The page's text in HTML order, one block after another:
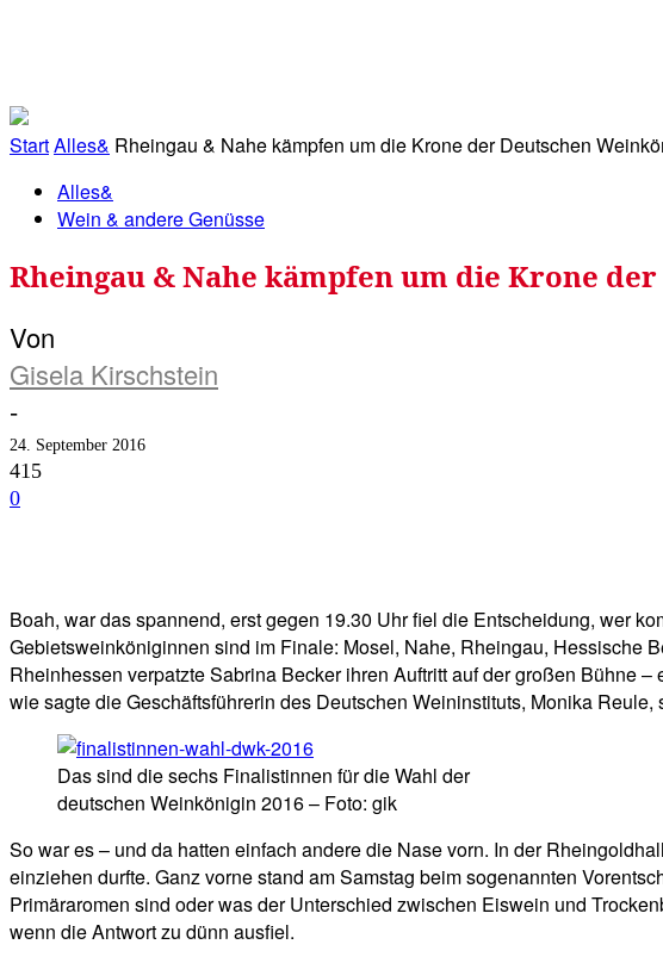
StartAlles& Rheingau & Nahe kämpfen um die Krone der Deutschen
Alles&
Wein & andere Genüsse
Rheingau & Nahe kämpfen um die Krone
Von
Gisela Kirschstein
-
24. September 2016
415
0
Boah, war das spannend, erst gegen 19.30 Uhr fiel die Entscheidung, wer
Gebietsweinköniginnen sind im Finale: Mosel, Nahe, Rheingau, Hessische
Rheinhessen verpatzte Sabrina Becker ihren Auftritt auf der großen Bühne
wie sagte die Geschäftsführerin des Deutschen Weininstituts, Monika
Das sind die sechs Finalistinnen für die Wahl der
deutschen Weinkönigin 2016 – Foto: gik
So war es – und da hatten einfach andere die Nase vorn. In der
einziehen durfte. Ganz vorne stand am Samstag beim sogenannten
Primäraromen sind oder was der Unterschied zwischen Eiswein und
wenn die Antwort zu dünn ausfiel.